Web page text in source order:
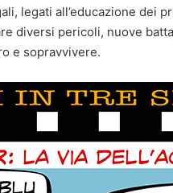
legati all’educazione dei
diversi pericoli, nuove
e sopravvivere.